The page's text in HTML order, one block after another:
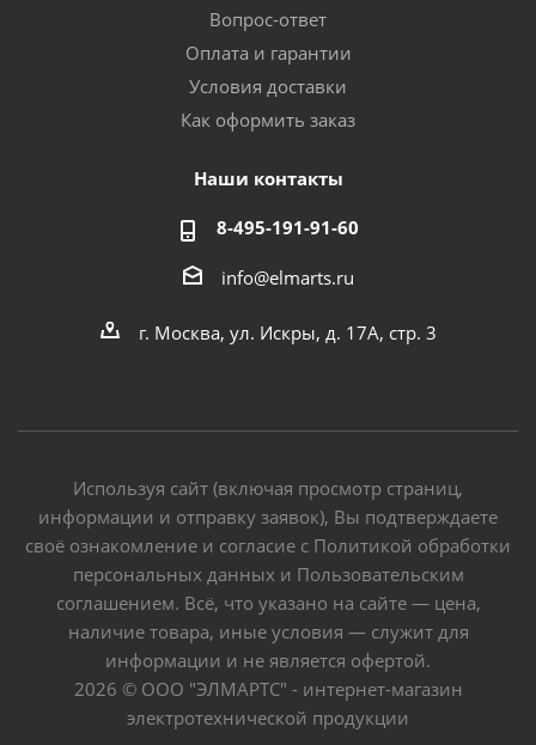
Вопрос-ответ
Оплата и гарантии
Условия доставки
Как оформить заказ
Наши контакты
8-495-191-91-60
info@elmarts.ru
г. Москва, ул. Искры, д. 17А, стр. 3
Используя сайт (включая просмотр страниц,
информации и отправку заявок), Вы подтверждаете
своё ознакомление и согласие с Политикой обработки
персональных данных и Пользовательским
соглашением. Всё, что указано на сайте — цена,
наличие товара, иные условия — служит для
информации и не является офертой.
2026 © ООО "ЭЛМАРТС" - интернет-магазин
электротехнической продукции